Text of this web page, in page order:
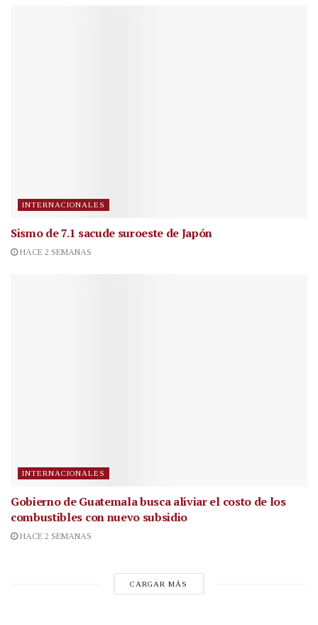
INTERNACIONALES
Sismo de 7.1 sacude suroeste de Japón
HACE 2 SEMANAS
INTERNACIONALES
Gobierno de Guatemala busca aliviar el costo de los
combustibles con nuevo subsidio
HACE 2 SEMANAS
CARGAR MÁS